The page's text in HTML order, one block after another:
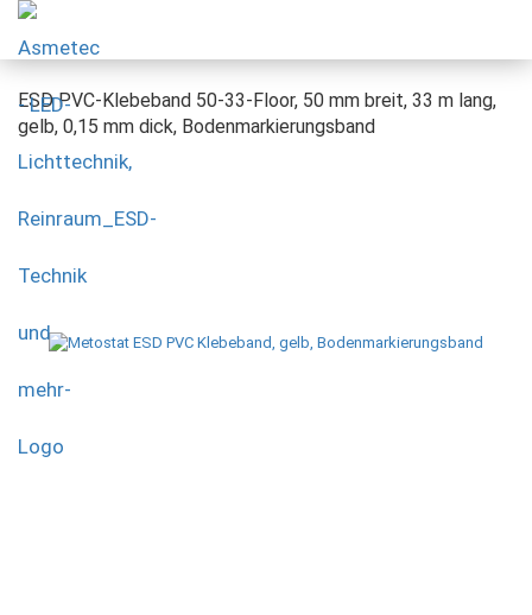
ESD PVC-Klebeband 50-33-Floor, 50 mm breit, 33 m lang,
gelb, 0,15 mm dick, Bodenmarkierungsband